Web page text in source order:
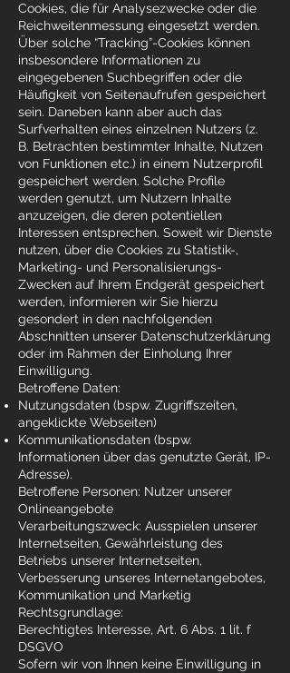
Cookies, die für Analysezwecke oder die
Reichweitenmessung eingesetzt werden.
Über solche “Tracking”-Cookies können
insbesondere Informationen zu
eingegebenen Suchbegriffen oder die
Häufigkeit von Seitenaufrufen gespeichert
sein. Daneben kann aber auch das
Surfverhalten eines einzelnen Nutzers (z.
B. Betrachten bestimmter Inhalte, Nutzen
von Funktionen etc.) in einem Nutzerprofil
gespeichert werden. Solche Profile
werden genutzt, um Nutzern Inhalte
anzuzeigen, die deren potentiellen
Interessen entsprechen. Soweit wir Dienste
nutzen, über die Cookies zu Statistik-,
Marketing- und Personalisierungs-
Zwecken auf Ihrem Endgerät gespeichert
werden, informieren wir Sie hierzu
gesondert in den nachfolgenden
Abschnitten unserer Datenschutzerklärung
oder im Rahmen der Einholung Ihrer
Einwilligung.
Betroffene Daten:
Nutzungsdaten (bspw. Zugriffszeiten,
angeklickte Webseiten)
Kommunikationsdaten (bspw.
Informationen über das genutzte Gerät, IP-
Adresse).
Betroffene Personen: Nutzer unserer
Onlineangebote
Verarbeitungszweck: Ausspielen unserer
Internetseiten, Gewährleistung des
Betriebs unserer Internetseiten,
Verbesserung unseres Internetangebotes,
Kommunikation und Marketig
Rechtsgrundlage:
Berechtigtes Interesse, Art. 6 Abs. 1 lit. f
DSGVO
Sofern wir von Ihnen keine Einwilligung in